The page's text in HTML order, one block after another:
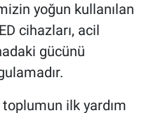
yoğun kullanılan
cihazları, acil
gücünü
ilk yardım